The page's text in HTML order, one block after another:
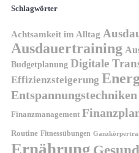
Schlagwörter
Achtsamkeit im Alltag
Ausdauertraining
Budgetplanung Digitale
Effizienzsteigerung
Entspannungstechniken
Finanzmanagement
Routine Fitnessübungen
Ernährung